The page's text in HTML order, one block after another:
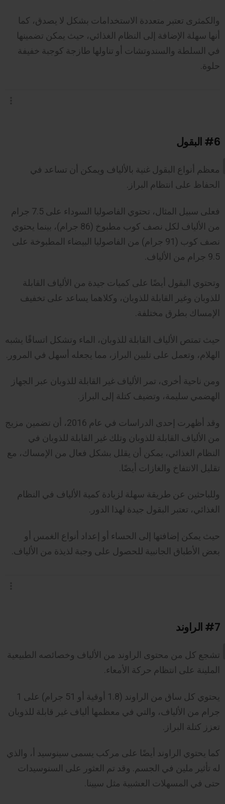
والكمثرى تعتبر متعددة الاستخدامات بشكل لا يصدق، كما
أنها سهلة الإضافة إلى النظام الغذائي، حيث يمكن تضمينها
في السلطة والسندوتشات أو تناولها طازجة كوجبة خفيفة
حلوة.
#6 البقول
معظم أنواع البقول غنية بالألياف ويمكن أن تساعد في
الحفاظ على انتظام البراز.
فعلى سبيل المثال، تحتوي الفاصوليا السوداء على 7.5 جرام
من الألياف لكل نصف كوب مطبوخ (86 جرام)، بينما يحتوي
نصف كوب (91 جرام) من الفاصوليا البيضاء المطبوخة على
9.5 جرام من الألياف.
وتحتوي البقول أيضًا على كميات جيدة من الألياف القابلة
للذوبان وغير القابلة للذوبان، وكلاهما يساعد على تخفيف
الإمساك بطرق مختلفة.
حيث تمتص الألياف القابلة للذوبان، الماء وتشكل اتساقًا يشبه
الهلام، وتعمل على تليين البراز، مما يجعله أسهل في المرور.
ومن ناحية أخرى، تمر الألياف غير القابلة للذوبان عبر الجهاز
الهضمي سليمة، وتضيف كتلة إلى البراز.
وقد أظهرت إحدى الدراسات في عام 2016، أن تضمين مزيج
من الألياف القابلة للذوبان وتلك غير القابلة للذوبان في
النظام الغذائي، يمكن أن يقلل بشكل فعال من الإمساك، مع
تقليل الانتفاخ والغازات أيضًا.
وللباحثين عن طريقة سهلة لزيادة كمية الألياف في النظام
الغذائي، تعتبر البقول جيدة لهذا الدور.
حيث يمكن إضافتها إلى الحساء أو إعداد أنواع الغمس أو
بعض الأطباق الجانبية للحصول على وجبة لذيذة من الألياف.
#7 الراوند
تشجع كل من محتوى الراوند من الألياف وخصائصه الطبيعية
الملينة على انتظام حركة الأمعاء.
يحتوي كل ساق من الراوند (1.8 أوقية أو 51 جرام) على 1
جرام من الألياف، والتي في معظمها ألياف غير قابلة للذوبان
تعزز كتلة البراز.
كما يحتوي الراوند أيضًا على مركب يسمى سينوسيد أ، والذي
له تأثير ملين في الجسم. وقد تم العثور على السنوسيدات
حتى في المسهلات العشبية مثل سيينا.